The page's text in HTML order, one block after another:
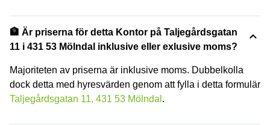
🏦 Är priserna för detta Kontor på Taljegårdsgatan
11 i 431 53 Mölndal inklusive eller exlusive moms?
Majoriteten av priserna är inklusive moms. Dubbelkolla
dock detta med hyresvärden genom att fylla i detta formulär
Taljegårdsgatan 11, 431 53 Mölndal .